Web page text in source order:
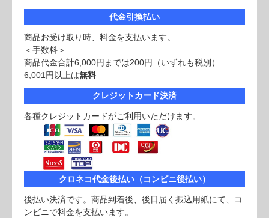
代金引換払い
商品お受け取り時、料金を支払います。
＜手数料＞
商品代金合計6,000円までは200円（いずれも税別）
6,001円以上は無料
クレジットカード決済
各種クレジットカードがご利用いただけます。
クロネコ代金後払い（コンビニ後払い）
後払い決済です。商品到着後、後日届く振込用紙にて、コ
ンビニで料金を支払います。